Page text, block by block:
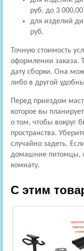
руб. до 3
для изделий
руб.
Точную стоимость
оформлении заказа.
дату сборки. Она
либо в другой
Перед приездом
которое вы
о том, чтобы вокруг
пространства.
случайно задеть.
домашние питомцы,
комнату.
С этим